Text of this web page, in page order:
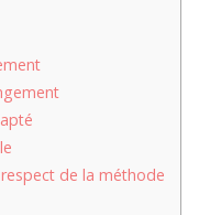
de la méthode